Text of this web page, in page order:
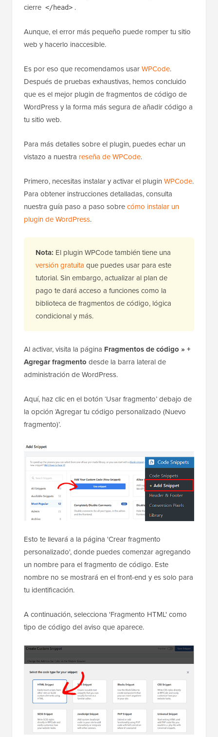
cierre </head> .
Aunque, el error más pequeño puede romper tu sitio
web y hacerlo inaccesible.
Es por eso que recomendamos usarWPCode.
Después de pruebas exhaustivas, hemos concluido
que es el mejor plugin de fragmentos de código de
WordPress y la forma más segura de añadir código a
tu sitio web.
Para más detalles sobre el plugin, puedes echar un
vistazo a nuestra reseña de WPCode.
Primero, necesitas instalar y activar el plugin WPCode.
Para obtener instrucciones detalladas, consulta
nuestra guía paso a paso sobrecómo instalar un
plugin de WordPress.
Nota: El plugin WPCode también tiene una
versión gratuita que puedes usar para este
tutorial. Sin embargo, actualizar al plan de
pago te dará acceso a funciones como la
biblioteca de fragmentos de código, lógica
condicional y más.
Al activar, visita la página Fragmentos de código » +
Agregar fragmento desde la barra lateral de
administración de WordPress.
Aquí, haz clic en el botón ‘Usar fragmento’ debajo de
la opción ‘Agregar tu código personalizado (Nuevo
fragmento)’.
Esto te llevará a la página 'Crear fragmento
personalizado', donde puedes comenzar agregando
un nombre para el fragmento de código. Este
nombre no se mostrará en el front-end y es solo para
tu identificación.
A continuación, selecciona 'Fragmento HTML' como
tipo de código del aviso que aparece.